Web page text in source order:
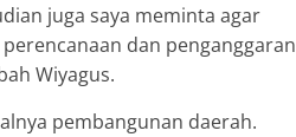
juga saya meminta agar
dan penganggaran
Wiyagus.
pembangunan daerah.